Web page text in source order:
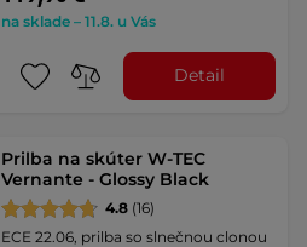
na sklade – 11.8. u Vás
Detail
Prilba na skúter W-TEC
Vernante - Glossy Black
4.8 (16)
ECE 22.06, prilba so slnečnou clonou